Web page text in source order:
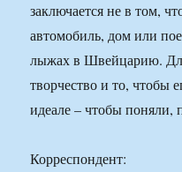
заключается не в том,
автомобиль, дом или
лыжах в Швейцарию.
творчество и то, чтобы
идеале – чтобы поняли,
Корреспондент: